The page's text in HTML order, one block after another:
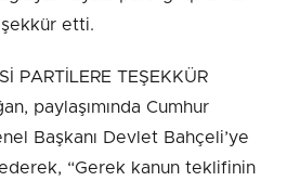
etti.
PARTİLERE TEŞEKKÜR
paylaşımında Cumhur
Başkanı Devlet Bahçeli’ye
“Gerek kanun teklifinin